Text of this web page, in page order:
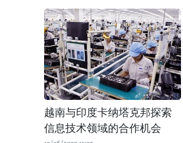
越南与印度卡纳塔克邦探索
信息技术领域的合作机会